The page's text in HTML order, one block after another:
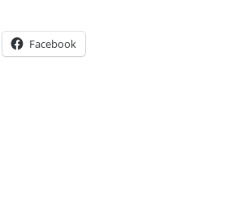
Facebook